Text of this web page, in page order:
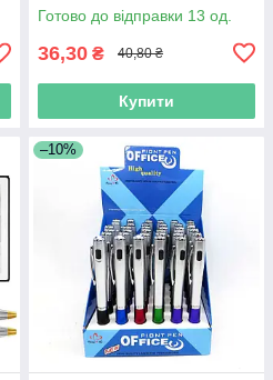
Готово до відправки 13 од.
36,30 ₴ 40,80 ₴
Купити
–10%